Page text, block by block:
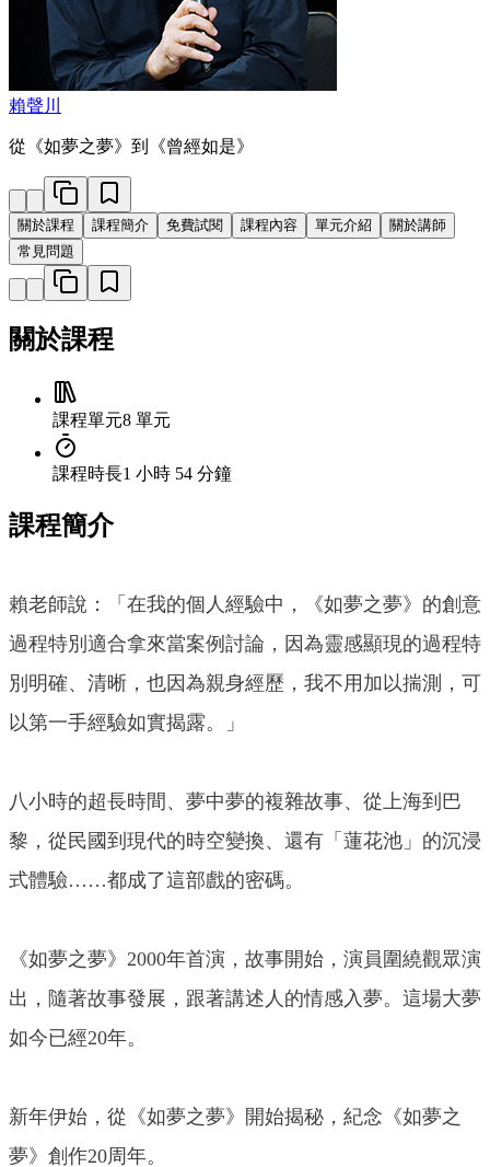
賴聲川
從《如夢之夢》到《曾經如是》
關於課程 課程簡介 免費試閱 課程內容 單元介紹
關於講師
常見問題
關於課程
課程單元8 單元
課程時長1 小時 54 分鐘
課程簡介
賴老師說：「在我的個人經驗中，《如夢之夢》的創意
過程特別適合拿來當案例討論，因為靈感顯現的過程特
別明確、清晰，也因為親身經歷，我不用加以揣測，可
以第一手經驗如實揭露。」
八小時的超長時間、夢中夢的複雜故事、從上海到巴
黎，從民國到現代的時空變換、還有「蓮花池」的沉浸
式體驗……都成了這部戲的密碼。
《如夢之夢》2000年首演，故事開始，演員圍繞觀眾演
出，隨著故事發展，跟著講述人的情感入夢。這場大夢
如今已經20年。
新年伊始，從《如夢之夢》開始揭秘，紀念《如夢之
夢》創作20周年。